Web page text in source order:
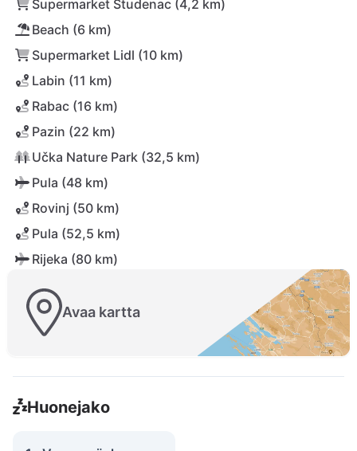
Supermarket Studenac (4,2 km)
Beach (6 km)
Supermarket Lidl (10 km)
Labin (11 km)
Rabac (16 km)
Pazin (22 km)
Učka Nature Park (32,5 km)
Pula (48 km)
Rovinj (50 km)
Pula (52,5 km)
Rijeka (80 km)
Avaa kartta
Huonejako